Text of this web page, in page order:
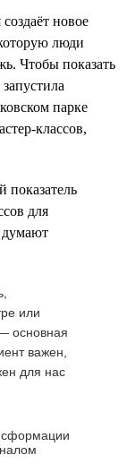
новое
люди
Чтобы показать
парке
классов,
показатель
для
думают
или
основная
важен,
для нас